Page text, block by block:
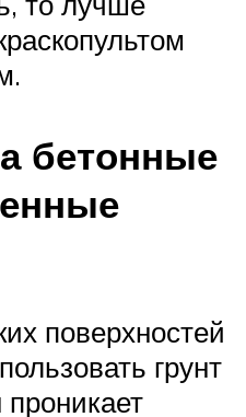
бетонные
поверхностей
грунт
проникает